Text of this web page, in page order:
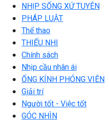
NHỊP SỐNG XỨ TUYÊN
PHÁP LUẬT
Thể thao
THIẾU NHI
Chính sách
Nhịp cầu nhân ái
ỐNG KÍNH PHÓNG VIÊN
Giải trí
Người tốt - Việc tốt
GÓC NHÌN